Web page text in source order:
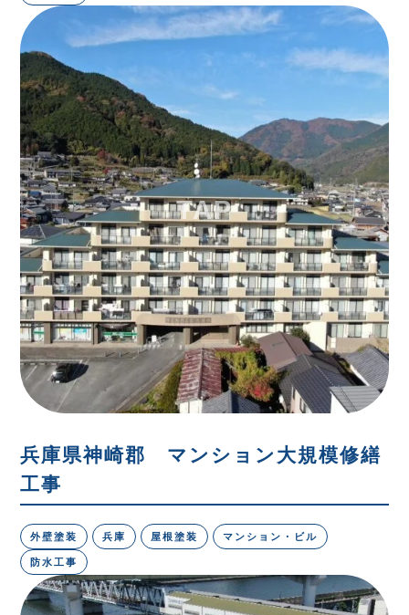
兵庫県神崎郡 マンション大規模修繕
工事
外壁塗装 兵庫 屋根塗装 マンション・ビル
防水工事